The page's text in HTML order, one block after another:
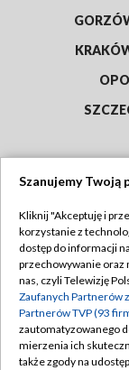
Abonament
Emisja w TVP
Centrum
Naziemna
Szanujemy Twoją
Kliknij "Akceptuję i
korzystanie z
dostęp do informacji
przechowywanie oraz
nas, czyli Telewizję
Zaufanych Partnerów
Partnerów TVP (93
zautomatyzowanego
mierzenia ich
także zgody na